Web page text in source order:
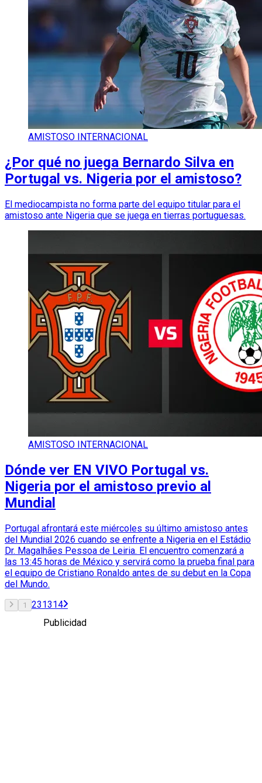
AMISTOSO INTERNACIONAL
¿Por qué no juega Bernardo Silva en
Portugal vs. Nigeria por el amistoso?
El mediocampista no forma parte del equipo titular para el
amistoso ante Nigeria que se juega en tierras portuguesas.
AMISTOSO INTERNACIONAL
Dónde ver EN VIVO Portugal vs.
Nigeria por el amistoso previo al
Mundial
Portugal afrontará este miércoles su último amistoso antes
del Mundial 2026 cuando se enfrente a Nigeria en el Estádio
Dr. Magalhães Pessoa de Leiria. El encuentro comenzará a
las 13:45 horas de México y servirá como la prueba final para
el equipo de Cristiano Ronaldo antes de su debut en la Copa
del Mundo.
1 231314
Publicidad